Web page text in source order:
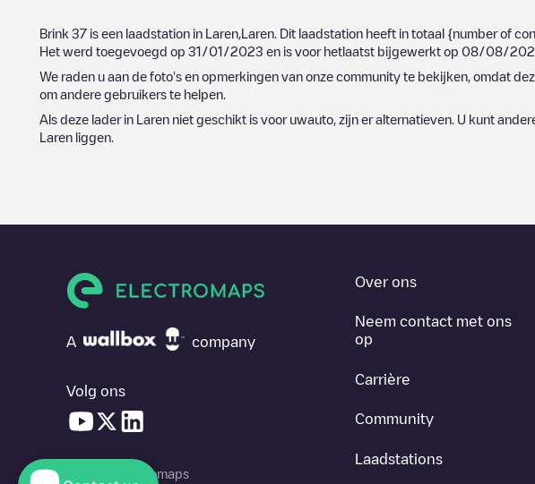
Brink 37 is een laadstation in Laren Laren . Dit laadstation heeft in totaal {number of
Het werd toegevoegd op 31/01/2023 en is voor hetlaatst bijgewerkt op 08/08/
We raden u aan de foto's en opmerkingen van onze community te bekijken, omdat
om andere gebruikers te helpen.
Als deze lader in
Laren niet geschikt is voor uwauto, zijn er alternatieven. U kunt
Laren liggen.
A company
Volg ons
© 2026 Electromaps
Over ons
Neem contact met ons
op
Carrière
Community
Laadstations